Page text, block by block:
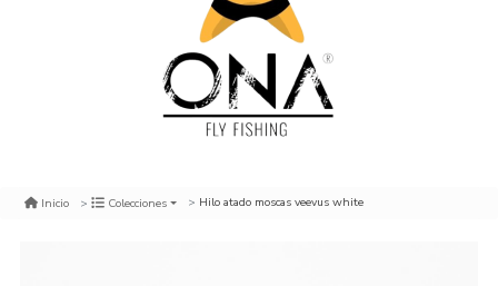
Inicio Colecciones Hilo atado moscas veevus white